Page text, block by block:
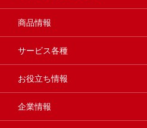
ペットラインが大切にしていること
研究開発センターについて
学会・論文発表
製品・品質管理
商品情報
ドッグフード
キャットフード
小動物
サービス各種
ウェルネスナビ
しあわせマルシェ
お役立ち情報
ペットライン 犬ノート
企業情報